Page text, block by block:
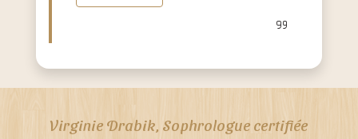
Virginie Drabik, Sophrologue certifiée